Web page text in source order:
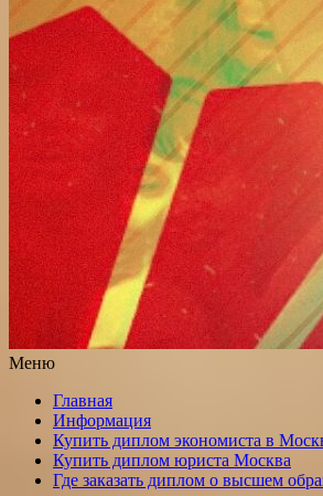
Меню
Главная
Информация
Купить диплом экономиста в
Купить диплом юриста Москва
Где заказать диплом о высшем